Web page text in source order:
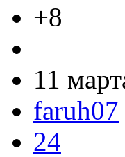
+8
11
faruh07
24